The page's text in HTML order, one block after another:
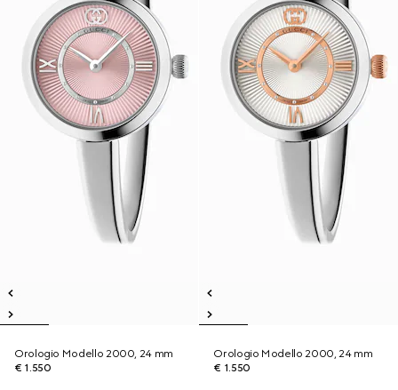
Orologio Modello 2000, 24 mm
€ 1.550
Orologio Modello 2000, 24 mm
€ 1.550